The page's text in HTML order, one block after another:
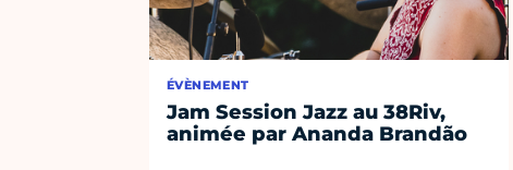
ÉVÈNEMENT
Jam Session Jazz au 38Riv,
animée par Ananda Brandão